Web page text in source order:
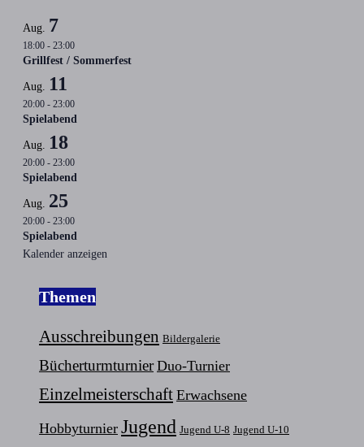
Aug. 7
18:00 - 23:00
Grillfest / Sommerfest
Aug. 11
20:00 - 23:00
Spielabend
Aug. 18
20:00 - 23:00
Spielabend
Aug. 25
20:00 - 23:00
Spielabend
Kalender anzeigen
Themen
Ausschreibungen Bildergalerie
Bücherturmturnier Duo-Turnier
Einzelmeisterschaft Erwachsene
Hobbyturnier Jugend Jugend U-8 Jugend U-10